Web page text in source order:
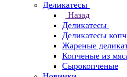
Деликатесы
Назад
Деликатесы
Деликатесы
Жареные
Копченые из
Сырокопченые